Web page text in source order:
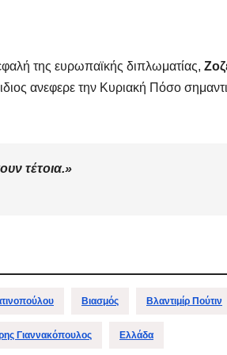
της ευρωπαϊκής διπλωματίας,
ανεφερε την Κυριακή Πόσο
τέτοια.»
Βιασμός Βλαντιμίρ Πούτιν
Γιαννακόπουλος Ελλάδαμε